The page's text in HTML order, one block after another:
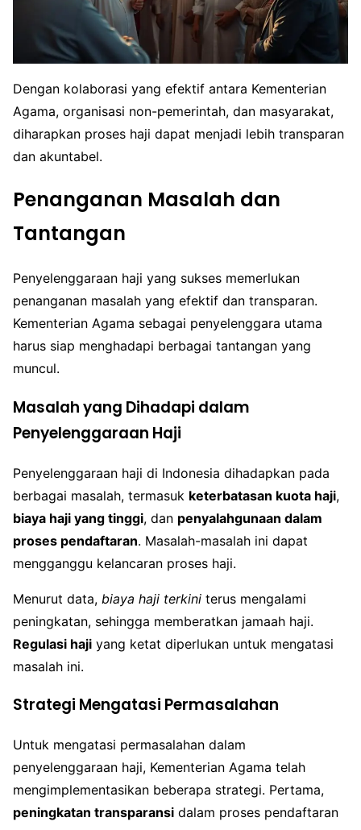
Dengan kolaborasi yang efektif antara Kementerian
Agama, organisasi non-pemerintah, dan masyarakat,
diharapkan proses haji dapat menjadi lebih transparan
dan akuntabel.
Penanganan Masalah dan
Tantangan
Penyelenggaraan haji yang sukses memerlukan
penanganan masalah yang efektif dan transparan.
Kementerian Agama sebagai penyelenggara utama
harus siap menghadapi berbagai tantangan yang
muncul.
Masalah yang Dihadapi dalam
Penyelenggaraan Haji
Penyelenggaraan haji di Indonesia dihadapkan pada
berbagai masalah, termasuk keterbatasan kuota haji,
biaya haji yang tinggi, dan penyalahgunaan dalam
proses pendaftaran. Masalah-masalah ini dapat
mengganggu kelancaran proses haji.
Menurut data, biaya haji terkini terus mengalami
peningkatan, sehingga memberatkan jamaah haji.
Regulasi haji yang ketat diperlukan untuk mengatasi
masalah ini.
Strategi Mengatasi Permasalahan
Untuk mengatasi permasalahan dalam
penyelenggaraan haji, Kementerian Agama telah
mengimplementasikan beberapa strategi. Pertama,
peningkatan transparansi dalam proses pendaftaran